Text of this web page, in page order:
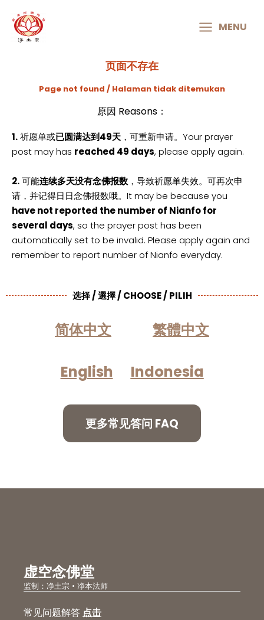
MENU
MENU
页面不存在
Page not found / Halaman tidak ditemukan
原因 Reasons：
1.祈愿单或已圆满达到49天 ，可重新申请。Your prayer
post may has reached 49 days, please apply again.
2.可能连续多天没有念佛报数 ，导致祈愿单失效。可再次申
请，并记得日日念佛报数哦。It may be because you
have not reported the number of Nianfo for
several days, so the prayer post has been
automatically set to be invalid. Please apply again and
remember to report number of Nianfo everyday.
选择 / 選擇 / CHOOSE / PILIH
简体中文 繁體中文
English Indonesia
更多常见答问 FAQ
虚空念佛堂
监制：净土宗 • 净本法师
常见问题解答 点击